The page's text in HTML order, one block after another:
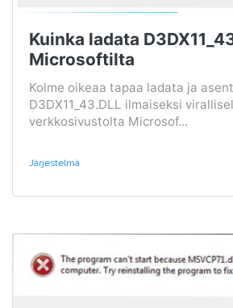
Kuinka ladata
Microsoftilta
Kolme oikeaa tapaa ladata ja
D3DX11_43.DLL ilmaiseksi
verkkosivustolta Microsof...
Järjestelmä